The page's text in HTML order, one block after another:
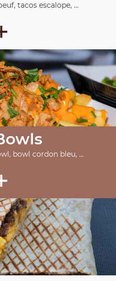
tacos escalope, ...
bowl cordon bleu, ...